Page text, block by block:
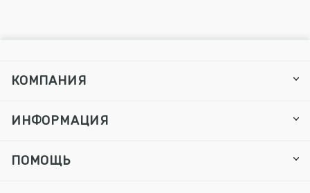
КОМПАНИЯ
ИНФОРМАЦИЯ
ПОМОЩЬ